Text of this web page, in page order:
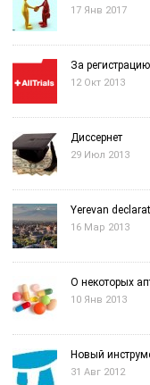
17 Янв 2017
За
12 Окт 2013
Диссернет
29 Июл 2013
Yerevan
16 Мар 2013
О некоторых
10 Янв 2013
Новый
31 Авг 2012